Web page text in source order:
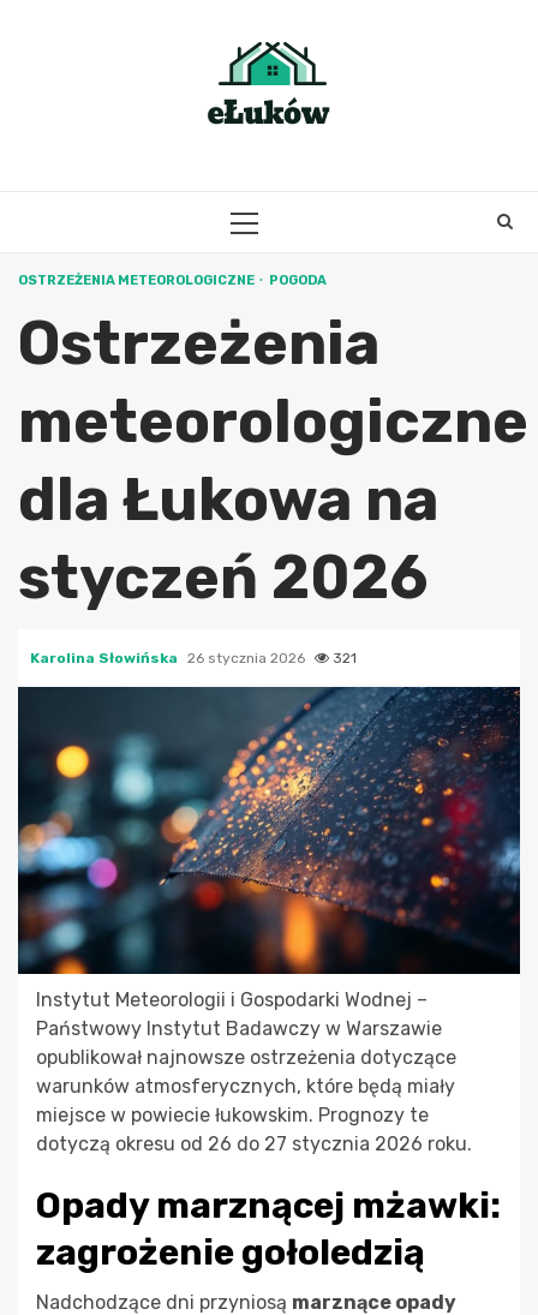
PRIMARY
OSTRZEŻENIA METEOROLOGICZNE POGODA
Ostrzeżenia
meteorologiczne
dla Łukowa na
styczeń 2026
Karolina Słowińska 26 stycznia 2026 321
Instytut Meteorologii i Gospodarki Wodnej –
Państwowy Instytut Badawczy w Warszawie
opublikował najnowsze ostrzeżenia dotyczące
warunków atmosferycznych, które będą miały
miejsce w powiecie łukowskim. Prognozy te
dotyczą okresu od 26 do 27 stycznia 2026 roku.
Opady marznącej mżawki:
zagrożenie gołoledzią
Nadchodzące dni przyniosą marznące opady